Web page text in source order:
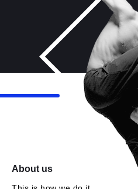
About us